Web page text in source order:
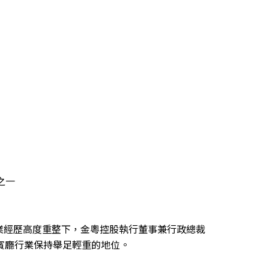
一
歷高度重整下，金粵控股執行董事兼行政總裁
行業保持舉足輕重的地位。